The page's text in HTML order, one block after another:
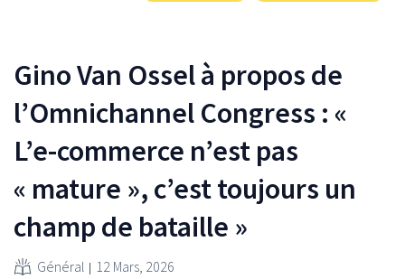
Gino Van Ossel à propos de
l’Omnichannel Congress : «
L’e-commerce n’est pas
« mature », c’est toujours un
champ de bataille »
Général 12 Mars, 2026